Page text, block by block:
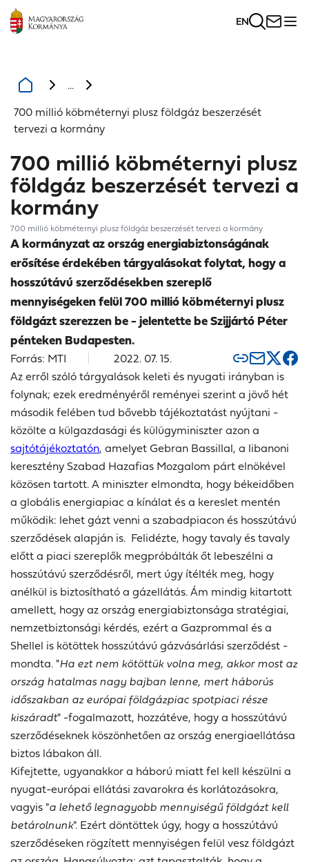
EN
...
700 millió köbméternyi plusz földgáz beszerzését
tervezi a kormány
700 millió köbméternyi plusz
földgáz beszerzését tervezi a
kormány
700 millió köbméternyi plusz földgáz beszerzését tervezi a kormány
A kormányzat az ország energiabiztonságának
erősítése érdekében tárgyalásokat folytat, hogy a
hosszútávú szerződésekben szereplő
mennyiségeken felül 700 millió köbméternyi plusz
földgázt szerezzen be - jelentette be Szijjártó Péter
pénteken Budapesten.
Forrás: MTI
2022. 07. 15.
Az erről szóló tárgyalások keleti és nyugati irányban is
folynak; ezek eredményéről reményei szerint a jövő hét
második felében tud bővebb tájékoztatást nyújtani -
közölte a külgazdasági és külügyminiszter azon a
sajtótájékoztatón, amelyet Gebran Bassillal, a libanoni
keresztény Szabad Hazafias Mozgalom párt elnökével
közösen tartott. A miniszter elmondta, hogy békeidőben
a globális energiapiac a kínálat és a kereslet mentén
működik: lehet gázt venni a szabadpiacon és hosszútávú
szerződések alapján is. Felidézte, hogy tavaly és tavaly
előtt a piaci szereplők megpróbálták őt lebeszélni a
hosszútávú szerződésről, mert úgy ítélték meg, hogy
anélkül is biztosítható a gázellátás. Ám mindig kitartott
amellett, hogy az ország energiabiztonsága stratégiai,
nemzetbiztonsági kérdés, ezért a Gazprommal és a
Shellel is kötöttek hosszútávú gázvásárlási szerződést -
mondta. "Ha ezt nem kötöttük volna meg, akkor most az
ország hatalmas nagy bajban lenne, mert háborús
időszakban az európai földgázpiac spotpiaci része
kiszáradt" -fogalmazott, hozzátéve, hogy a hosszútávú
szerződéseknek köszönhetően az ország energiaellátása
biztos lábakon áll.
Kifejtette, ugyanakkor a háború miatt fel kell készülni a
nyugat-európai ellátási zavarokra és korlátozásokra,
vagyis "a lehető legnagyobb mennyiségű földgázt kell
betárolnunk". Ezért döntöttek úgy, hogy a hosszútávú
szerződéseken rögzített mennyiségen felül vesz földgázt